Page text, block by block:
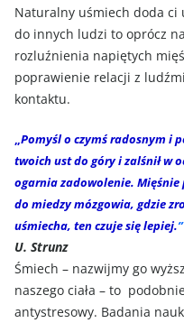
Naturalny uśmiech doda ci
do innych ludzi to oprócz
rozluźnienia napiętych
poprawienie relacji z
kontaktu.
„Pomyśl o czymś radosnym i
twoich ust do góry i zalśnił w
ogarnia zadowolenie.
do miedzy mózgowia, gdzie
uśmiecha, ten czuje się lepiej.”
U. Strunz
Śmiech – nazwijmy go
naszego ciała – to
antystresowy. Badania